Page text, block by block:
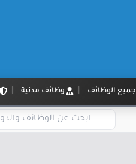
جميع الوظائف وظائف مدنية